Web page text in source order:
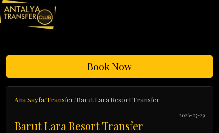
Book Now
Ana Sayfa Transfer Barut Lara Resort Transfer
2026-07-29
Barut Lara Resort Transfer